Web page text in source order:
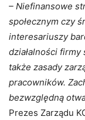
– Niefinansowe
społecznym czy
interesariuszy
działalności
także zasady
pracowników.
bezwzględną
Prezes Zarządu